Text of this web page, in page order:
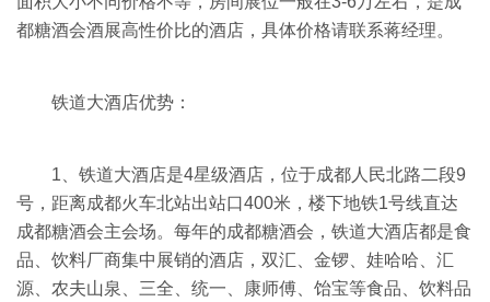
都糖酒会酒展高性价比的酒店，具体价格请联系蒋经理。
铁道大酒店优势：
1、铁道大酒店是4星级酒店，位于成都人民北路二段9
号，距离成都火车北站出站口400米，楼下地铁1号线直达
成都糖酒会主会场。每年的成都糖酒会，铁道大酒店都是食
品、饮料厂商集中展销的酒店，双汇、金锣、娃哈哈、汇
源、农夫山泉、三全、统一、康师傅、饴宝等食品、饮料品